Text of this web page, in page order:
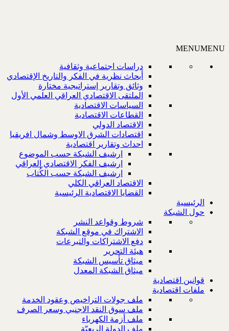
MENUMENU
دراسات اجتماعية وثقافية
أبحاث نظرية في الفكر والتاريخ الإقتصادي
وثائق وتقارير إستراتيجية مختارة
الملتقى الاقتصادي العراقي العلمي الأول
السياسات الاقتصادية
القطاعات الاقتصادية
الاقتصاد الدولي
اقتصادات الشرق الاوسط وشمال افريقيا
احداث وتقارير اقتصادية
ارشيف الشبكة حسب الموضوع
ارشيف الفكر الاقتصادي العراقي
ارشيف الشبكة حسب الكُتاب
الاقتصاد العراقي الكلي
القضايا الاقتصادية الرئيسية
الرئيسية
حول الشبكة
شروط وقواعد النشر
الاشتراك في موقع الشبكة
دفع الاشتراكات والتبرعات
هيئة التحرير
ميثاق تأسيس الشبكة
ميثاق الشبكة المعدل
قوانين اقتصادية
ملفات اقتصادية
ملف جولات التراخيص وعقود الخدمة
ملف سوق النقد الاجنبي وسعر الصرف
ملف أزمة الكهرباء
ملف الدولة الريعيّة